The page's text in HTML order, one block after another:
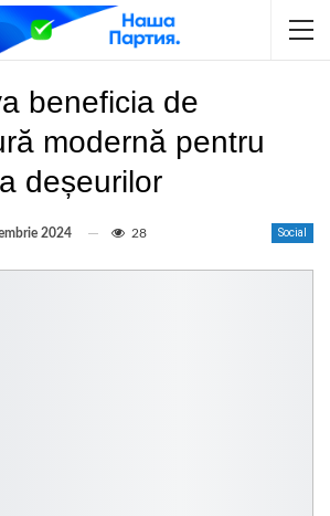
beneficia de
modernă pentru
deșeurilor
Social
2024 28